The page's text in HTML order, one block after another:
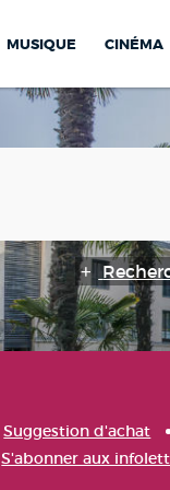
MUSIQUE CINÉMA
Suggestion d'achat
S'abonner aux